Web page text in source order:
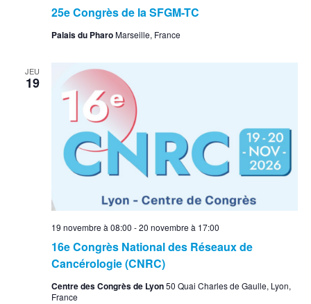
25e Congrès de la SFGM-TC
Palais du PharoMarseille, France
JEU
19
16e Congrès National des Réseaux de
Cancérologie (CNRC)
19 novembre à 08:00 -20 novembre à 17:00
Centre des Congrès de Lyon50 Quai Charles de Gaulle, Lyon,
France